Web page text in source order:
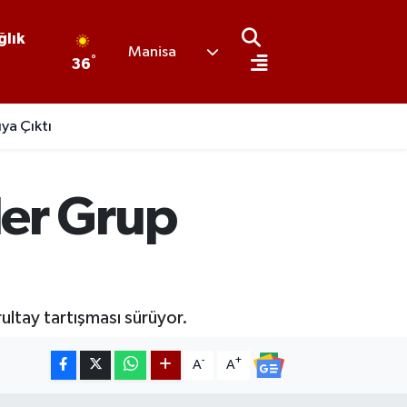
36°
Manisa
Çıktı
Grup
tartışması sürüyor.
A- A+